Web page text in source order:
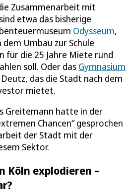
Zusammenarbeit mit
etwa das bisherige
Odysseum,
Umbau zur Schule
für die 25 Jahre Miete rund
soll. Oder das Gymnasium
das die Stadt nach dem
mietet.
Greitemann hatte in der
Chancen“ gesprochen
der Stadt mit der
Sektor.
Köln explodieren –